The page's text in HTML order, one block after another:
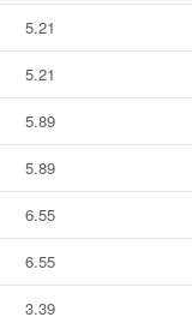
5.21
5.21
5.89
5.89
6.55
6.55
3.39